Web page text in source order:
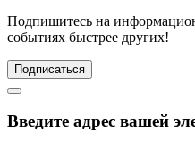
Подпишитесь на
событиях быстрее других!
Подписаться
Введите адрес вашей